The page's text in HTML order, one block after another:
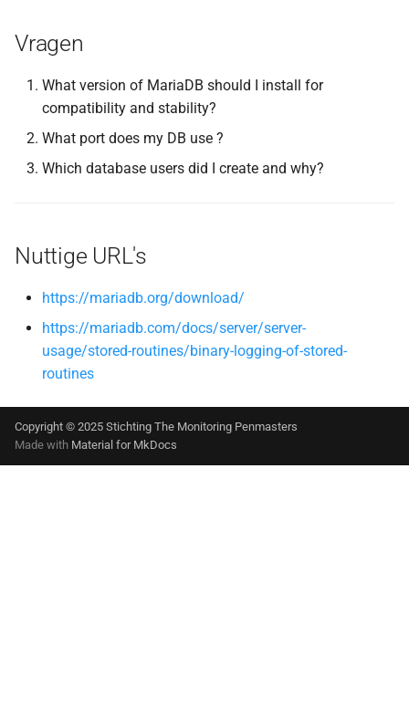
Vragen
What version of MariaDB should I install for
compatibility and stability?
What port does my DB use ?
Which database users did I create and why?
Nuttige URL's
https://mariadb.org/download/
https://mariadb.com/docs/server/server-
usage/stored-routines/binary-logging-of-stored-
routines
Copyright © 2025 Stichting The Monitoring Penmasters
Made with Material for MkDocs